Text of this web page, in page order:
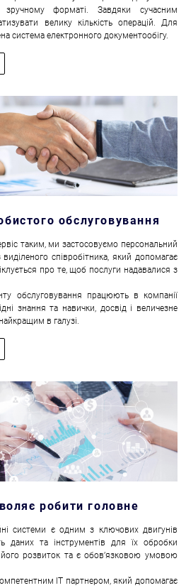
форматі. Завдяки сучасним
велику кількість операцій. Для
система електронного документообігу.
обслуговування
таким, ми застосовуємо персональний
виділеного співробітника, який допомагає
про те, щоб послуги надавалися з
обслуговування працюють в компанії
знання та навички, досвід і величезне
в галузі.
робити головне
системи є одним з ключових двигунів
даних та інструментів для їх обробки
розвиток та є обов’язковою умовою
IT партнером, який допомагає